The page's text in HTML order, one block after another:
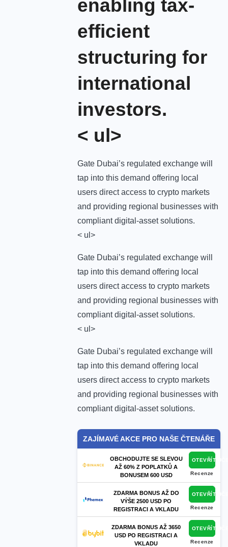
enabling tax-
efficient
structuring for
international
investors.
< ul>
Gate Dubai’s regulated exchange will
tap into this demand offering local
users direct access to crypto markets
and providing regional businesses with
compliant digital-asset solutions.
< ul>
Gate Dubai’s regulated exchange will
tap into this demand offering local
users direct access to crypto markets
and providing regional businesses with
compliant digital-asset solutions.
< ul>
Gate Dubai’s regulated exchange will
tap into this demand offering local
users direct access to crypto markets
and providing regional businesses with
compliant digital-asset solutions.
ZAJÍMAVÉ AKCE PRO NAŠE ČTENÁŘE
OBCHODUJTE SE SLEVOU
AŽ 60% Z POPLATKŮ A
BONUSEM 600 USD
OTEVŘÍT
Recenze
ZDARMA BONUS AŽ DO
VÝŠE 2500 USD PO
REGISTRACI A VKLADU
OTEVŘÍT
Recenze
ZDARMA BONUS AŽ 3650
USD PO REGISTRACI A
VKLADU
OTEVŘÍT
Recenze